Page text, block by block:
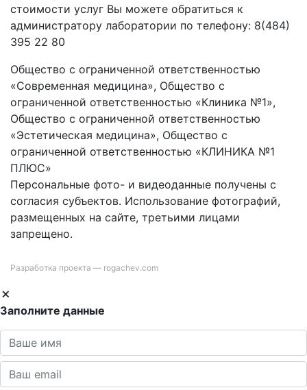
стоимости услуг Вы можете обратиться к
администратору лаборатории по телефону: 8(484)
395 22 80
Общество с ограниченной ответственностью
«Современная медицина», Общество с
ограниченной ответственностью «Клиника №1»,
Общество с ограниченной ответственностью
«Эстетическая медицина», Общество с
ограниченной ответственностью «КЛИНИКА №1
ПЛЮС»
Персональные фото- и видеоданные получены с
согласия субъектов. Использование фотографий,
размещенных на сайте, третьими лицами
запрещено.
Разработка проекта — rogachev.com
Заполните данные